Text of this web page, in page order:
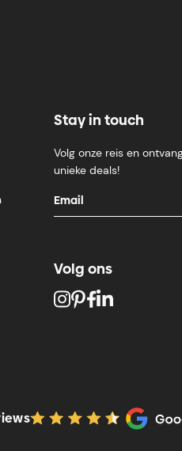
Stay in touch
Volg onze reis en
unieke deals!
Volg ons